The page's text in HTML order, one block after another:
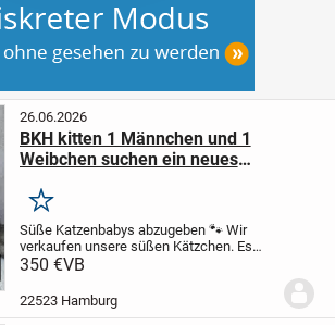
26.06.2026
BKH kitten 1 Männchen und 1
Weibchen suchen ein neues
Merken
Süße Katzenbabys abzugeben 🐾Wir
verkaufen unsere süßen Kätzchen. Es
sind 1 Weibchen und 1 Männchen. Beide
aufgewachsen.Die kitten fressen Nass
und Trockenfutter...
350 €VB
22523 Hamburg